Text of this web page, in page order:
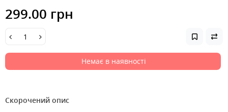
299.00 грн
Немає в наявності
Скорочений опис